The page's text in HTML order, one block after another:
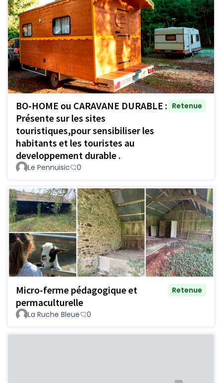
BO-HOME ou CARAVANE DURABLE :
Présente sur les sites
touristiques,pour sensibiliser les
habitants et les touristes au
developpement durable .
Retenue
Le Pennuisic 0
Micro-ferme pédagogique et
permaculturelle
Retenue
La Ruche Bleue 0